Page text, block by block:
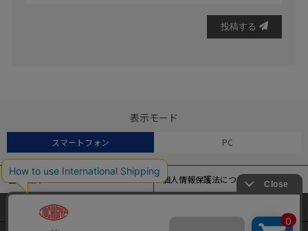
投稿する
表示モード
スマートフォン PC
個人情報保護法について
特定商取引法に基づく表記
当サイトでは、アクセス解析およびサイトの利便性の向上のため
にクッキー（Cookie）を使用しています。